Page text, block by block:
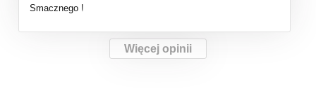
Smacznego !
Więcej opinii